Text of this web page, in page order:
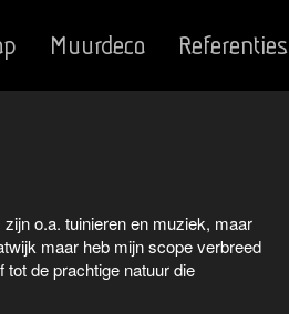
Muurdeco Referenties
o.a. tuinieren en muziek, maar
maar heb mijn scope verbreed
de prachtige natuur die